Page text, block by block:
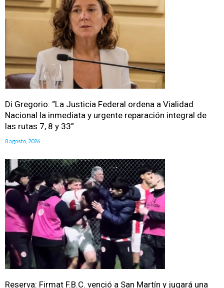
Di Gregorio: “La Justicia Federal ordena a Vialidad
Nacional la inmediata y urgente reparación integral de
las rutas 7, 8 y 33”
8 agosto, 2026
Reserva: Firmat F.B.C. venció a San Martín y jugará una